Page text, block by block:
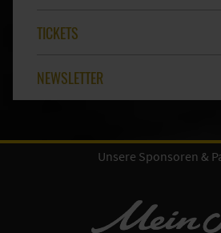
TICKETS
NEWSLETTER
Unsere Sponsoren &